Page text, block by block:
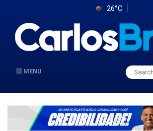
26°C
MENU
Search
for: